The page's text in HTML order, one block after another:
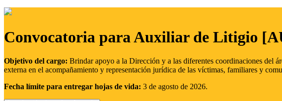
Convocatoria para Auxiliar de Litigio
Objetivo del cargo: Brindar apoyo a la Dirección y a las diferentes coordinaciones del
externa en el acompañamiento y representación jurídica de las víctimas, familiares y
Fecha límite para entregar hojas de vida: 3 de agosto de 2026.